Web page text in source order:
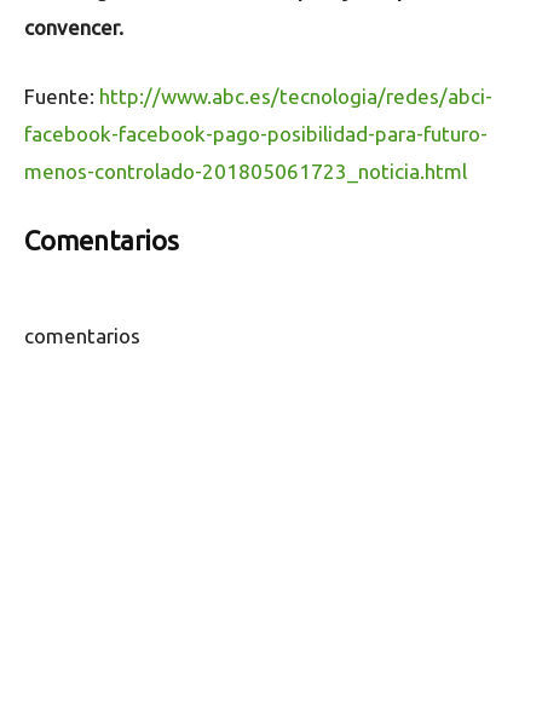
convencer.
Fuente: http://www.abc.es/tecnologia/redes/abci-
facebook-facebook-pago-posibilidad-para-futuro-
menos-controlado-201805061723_noticia.html
Comentarios
comentarios